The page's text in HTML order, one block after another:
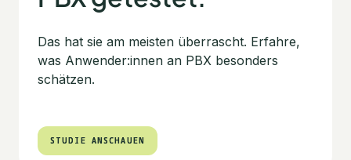
Das hat sie am meisten überrascht. Erfahre,
was Anwender:innen an PBX besonders
schätzen.
STUDIE ANSCHAUEN
STUDIE ANSCHAUEN